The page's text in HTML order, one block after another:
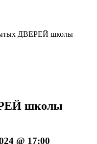
ДВЕРЕЙ школы
школы
@ 17:00